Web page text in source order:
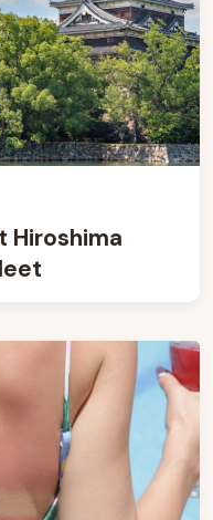
Hiroshima